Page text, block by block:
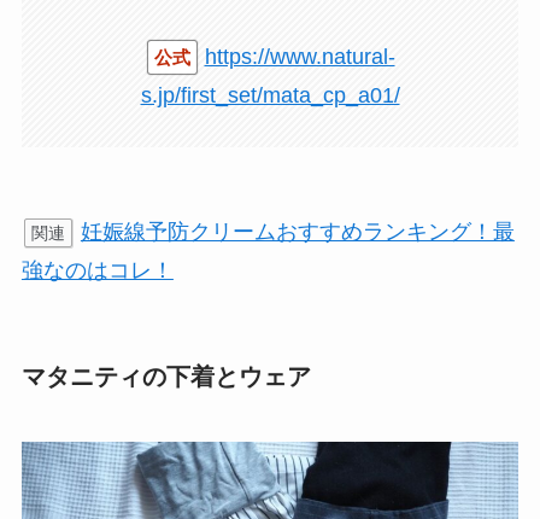
s.jp/first_set/mata_cp_a01/